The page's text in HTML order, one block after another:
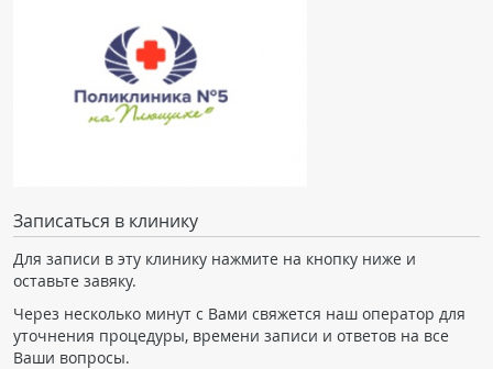
Записаться в клинику
Для записи в эту клинику нажмите на кнопку ниже и
оставьте завяку.
Через несколько минут с Вами свяжется наш оператор для
уточнения процедуры, времени записи и ответов на все
Ваши вопросы.